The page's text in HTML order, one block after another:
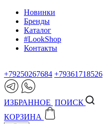
Новинки
Бренды
Каталог
#LookShop
Контакты
+79250267684 +79361718526
ИЗБРАННОЕ ПОИСК
КОРЗИНА